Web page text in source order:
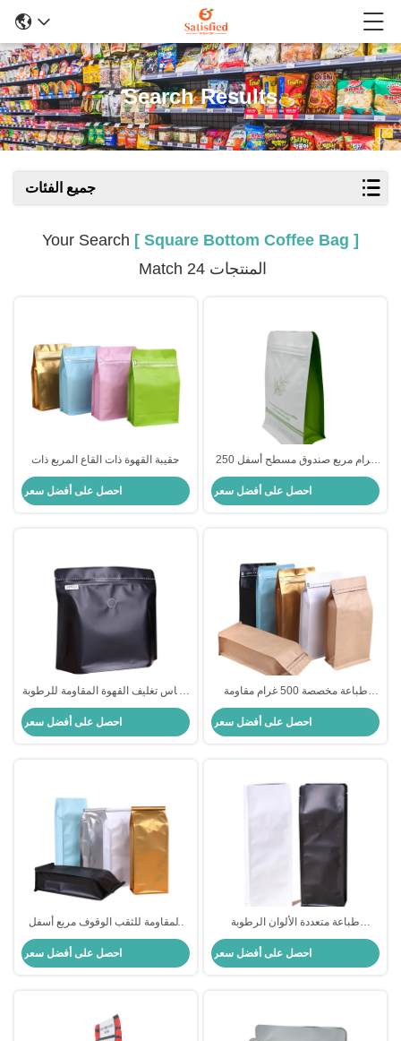
Search Results
جميع الفئات
Your Search [ Square Bottom Coffee Bag ]
Match 24 المنتجات
حقيبة القهوة ذات القاع المربع ذات
الطباعة الملونة
احصل على أفضل سعر
250 غرام مربع صندوق مسطح أسفل
كيس القهوة مع صمام ورف زيب
فاخرة بيضاء غير متلازمة الألومنيوم
ورق مغلفة
احصل على أفضل سعر
أكياس تغليف القهوة المقاومة للرطوبة
والأكسجين
احصل على أفضل سعر
طباعة مخصصة 500 غرام مقاومة
للرطوبة مربع أسفل أكياس القهوة مع
سحاب للكوب القهوة الحبوب الأرضية
تغليف القهوة
احصل على أفضل سعر
المقاومة للثقب الوقوف مربع أسفل
أكياس القهوة مع صمام إزالة الغاز
احصل على أفضل سعر
طباعة متعددة الألوان الرطوبة
والأكسجين الحاجز مربع أسفل أكياس
القهوة مع ربطة عنق القصدير
احصل على أفضل سعر